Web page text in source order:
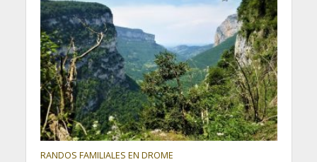
RANDOS FAMILIALES EN DROME